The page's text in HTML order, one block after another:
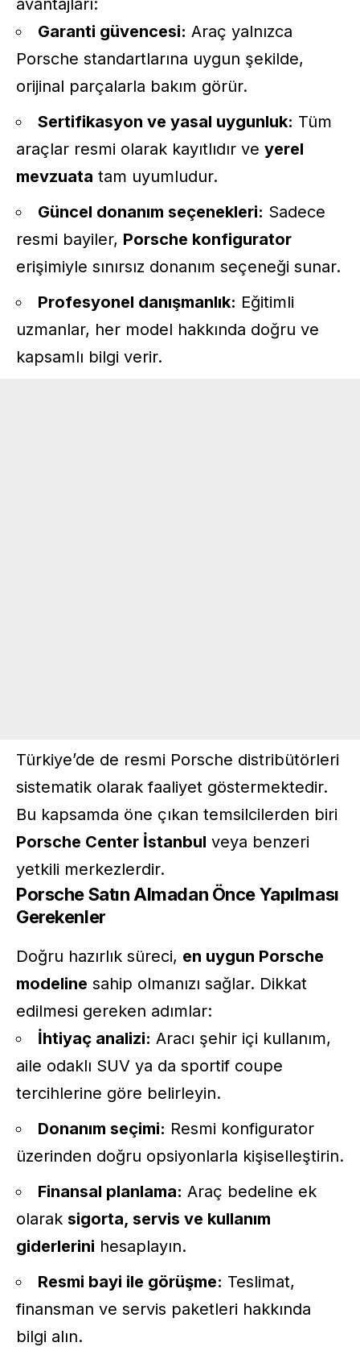
Garanti güvencesi: Araç yalnızca
Porsche standartlarına uygun şekilde,
orijinal parçalarla bakım görür.
Sertifikasyon ve yasal uygunluk: Tüm
araçlar resmi olarak kayıtlıdır ve yerel
mevzuata tam uyumludur.
Güncel donanım seçenekleri: Sadece
resmi bayiler, Porsche konfigurator
erişimiyle sınırsız donanım seçeneği sunar.
Profesyonel danışmanlık: Eğitimli
uzmanlar, her model hakkında doğru ve
kapsamlı bilgi verir.
Türkiye’de de resmi Porsche distribütörleri
sistematik olarak faaliyet göstermektedir.
Bu kapsamda öne çıkan temsilcilerden biri
Porsche Center İstanbul veya benzeri
yetkili merkezlerdir.
Porsche Satın Almadan Önce Yapılması
Gerekenler
Doğru hazırlık süreci, en uygun Porsche
modeline sahip olmanızı sağlar. Dikkat
edilmesi gereken adımlar:
İhtiyaç analizi: Aracı şehir içi kullanım,
aile odaklı SUV ya da sportif coupe
tercihlerine göre belirleyin.
Donanım seçimi: Resmi konfigurator
üzerinden doğru opsiyonlarla kişiselleştirin.
Finansal planlama: Araç bedeline ek
olarak sigorta, servis ve kullanım
giderlerini hesaplayın.
Resmi bayi ile görüşme: Teslimat,
finansman ve servis paketleri hakkında
bilgi alın.